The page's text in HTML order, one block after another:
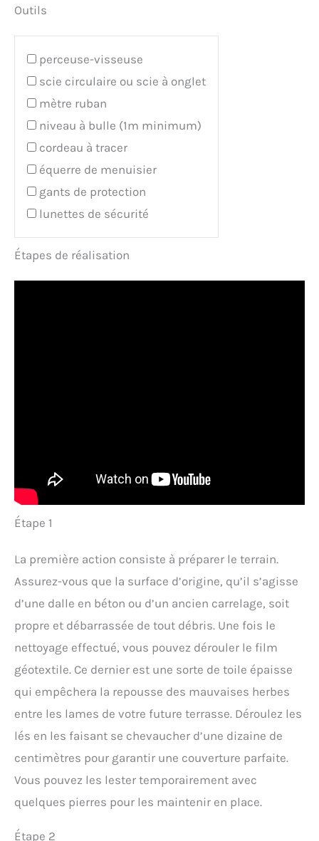
Outils
perceuse-visseuse
scie circulaire ou scie à onglet
mètre ruban
niveau à bulle (1m minimum)
cordeau à tracer
équerre de menuisier
gants de protection
lunettes de sécurité
Étapes de réalisation
Étape 1
La première action consiste à préparer le terrain.
Assurez-vous que la surface d’origine, qu’il s’agisse
d’une dalle en béton ou d’un ancien carrelage, soit
propre et débarrassée de tout débris. Une fois le
nettoyage effectué, vous pouvez dérouler le film
géotextile. Ce dernier est une sorte de toile épaisse
qui empêchera la repousse des mauvaises herbes
entre les lames de votre future terrasse. Déroulez les
lés en les faisant se chevaucher d’une dizaine de
centimètres pour garantir une couverture parfaite.
Vous pouvez les lester temporairement avec
quelques pierres pour les maintenir en place.
Étape 2